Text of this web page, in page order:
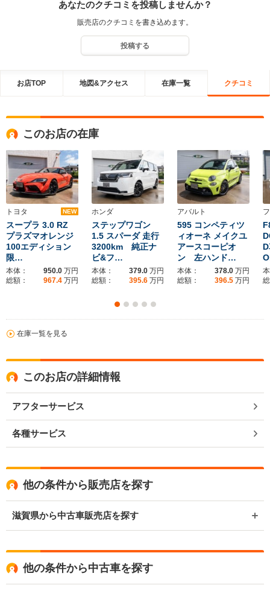
あなたのクチコミを投稿しませんか？
販売店のクチコミを書き込めます。
投稿する
お店TOP 地図&アクセス 在庫一覧 クチコミ
このお店の在庫
トヨタ NEW
スープラ 3.0 RZ
プラズマオレンジ
100エディション
限…
本体： 950.0 万円
総額：
967.4 万円
ホンダ
ステップワゴン
1.5 スパーダ 走行
3200km 純正ナ
ビ&フ…
本体： 379.0 万円
総額：
395.6 万円
アバルト
595 コンペティツ
ィオーネ メイクユ
アースコーピオ
ン 左ハンド…
本体： 378.0 万円
総額：
396.5 万円
在庫一覧を見る
このお店の詳細情報
アフターサービス
各種サービス
他の条件から販売店を探す
滋賀県から中古車販売店を探す
他の条件から中古車を探す